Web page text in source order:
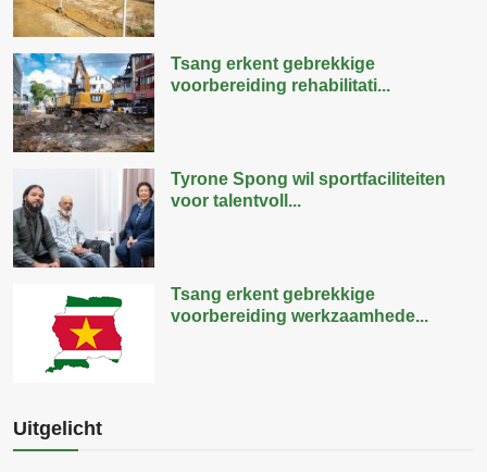
Tsang erkent gebrekkige
voorbereiding rehabilitati...
Tyrone Spong wil sportfaciliteiten
voor talentvoll...
Tsang erkent gebrekkige
voorbereiding werkzaamhede...
Uitgelicht